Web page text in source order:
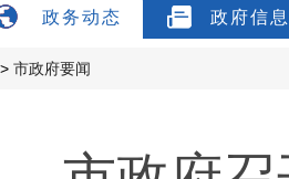
政务动态 政府信
> 市政府要闻